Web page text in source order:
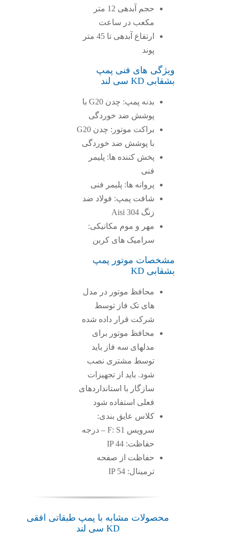
حجم آبدهی 12 متر
مکعب در ساعت
ارتفاع آبدهی تا 45 متر
ویژگی های فنی پمپ
بشقابی KD سی لند
بدنه پمپ: چدن G20 با
پوشش ضد خوردگی
براکت موتور: چدن G20
با پوشش ضد خوردگی
پخش کننده ها: پلیمر
پروانه ها: پلیمر فنی
شافت پمپ: فولاد ضد
مهر و موم مکانیکی:
سرامیک های کربن
مشخصات موتور پمپ
بشقابی KD
محافظ موتور در مدل
های تک فاز توسط
شرکت قرار داده شده
محافظ موتور برای
مدلهای سه فاز باید
توسط مشتری نصب
شود. باید از تجهیزات
سازگار با استانداردهای
فعلی استفاده شود
کلاس عایق بندی:
سرویس F: S1 – درجه
حفاظت: IP 44
حفاظت از صفحه
ترمینال: IP 54
محصولات مشابه با پمپ طبقاتی افقی